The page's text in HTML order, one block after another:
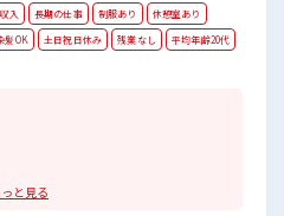
入 長期の仕事 制服あり
休憩室あり
髪OK 土日祝日休み 残業なし
平均年齢20代
と見る